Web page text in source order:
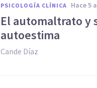
PSICOLOGÍA CLÍNICA hace 5
El automaltrato y
autoestima
Cande Díaz